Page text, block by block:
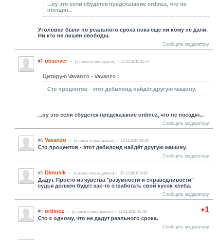
...ну это если сбудется предсказание ordinez, что не
посадят...
Уголовки были но реального срока пока еще ни кому не дали.
Ни кто не лишен свободы.
Сообщить модератору
#7 observer (c нами очень давно) 17.11.2015 15:37
Цитирую Vavanzo - Vavanzo :
Сто процентов - этот дебилоид найдёт другую машину.
...ну это если сбудется предсказание ordinez, что не посадят...
Сообщить модератору
#6 Vavanzo (c нами очень давно) 17.11.2015 15:28
Сто процентов - этот дебилоид найдёт другую машину.
Сообщить модератору
#5 Dimusik (c нами очень давно) 17.11.2015 14:57
Дадут. Просто из чувства "разумности и справедливости"
судья должен будет как-то отработать свой кусок хлеба.
Сообщить модератору
+1
#4 ordinez (c нами очень давно) 17.11.2015 13:40
Сто к одному, что не дадут реального срока.
Сообщить модератору